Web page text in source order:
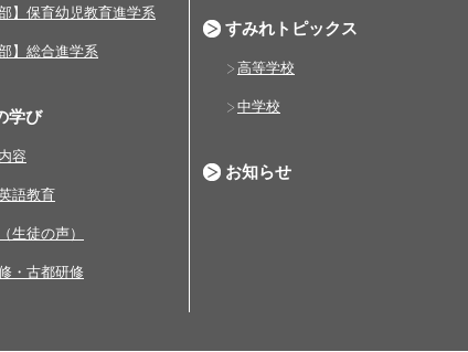
部】保育幼児教育進学系
部】総合進学系
学び
容
語教育
生徒の声）
・古都研修
すみれトピックス
高等学校
中学校
お知らせ